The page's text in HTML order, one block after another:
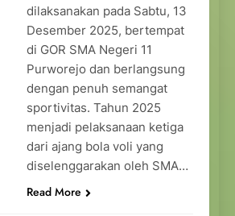
dilaksanakan pada Sabtu, 13
Desember 2025, bertempat
di GOR SMA Negeri 11
Purworejo dan berlangsung
dengan penuh semangat
sportivitas. Tahun 2025
menjadi pelaksanaan ketiga
dari ajang bola voli yang
diselenggarakan oleh SMA…
Read More